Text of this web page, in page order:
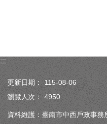
:::
更新日期：
115-08-06
瀏覽人次：
4950
資料維護：臺南市中西戶政事務